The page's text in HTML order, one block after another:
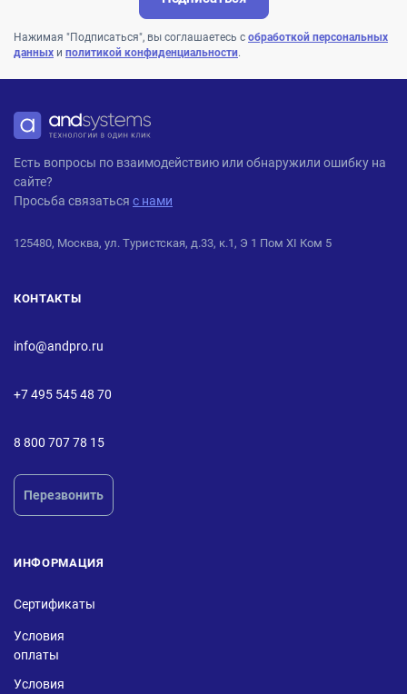
Нажимая "Подписаться", вы соглашаетесь с обработкой персональных
данных и политикой конфиденциальности.
ANDPRO
Есть вопросы по взаимодействию или обнаружили ошибку на
сайте?
Просьба связаться с нами
125480, Москва, ул. Туристская, д.33, к.1, Э 1 Пом XI Ком 5
КОНТАКТЫ
info@andpro.ru
+7 495 545 48 70
8 800 707 78 15
Перезвонить
ИНФОРМАЦИЯ
Сертификаты
Условия
оплаты
Условия